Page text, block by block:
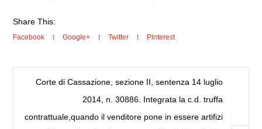
Share This:
Facebook Google+ Twitter Pinterest
Corte di Cassazione, sezione II, sentenza 14 luglio
2014, n. 30886. Integrata la c.d. truffa
contrattuale,quando il venditore pone in essere artifizi